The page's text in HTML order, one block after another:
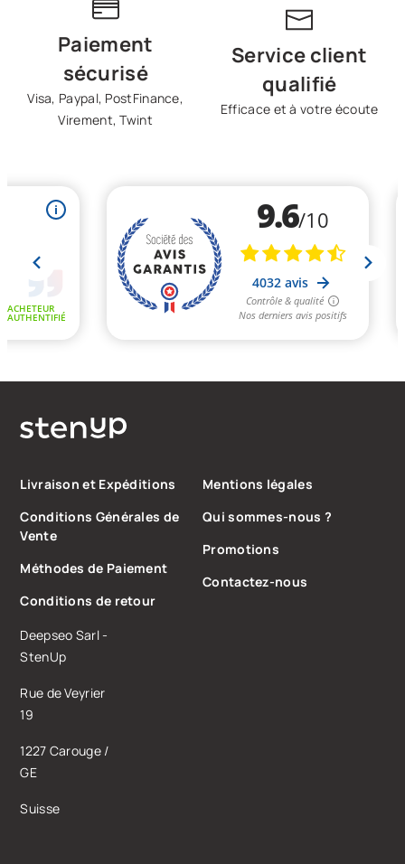
Paiement
sécurisé
Visa, Paypal, PostFinance,
Virement, Twint
Service client
qualifié
Efficace et à votre écoute
Livraison et Expéditions
Conditions Générales de
Vente
Méthodes de Paiement
Conditions de retour
Mentions légales
Qui sommes-nous ?
Promotions
Contactez-nous
Deepseo Sarl -
StenUp
Rue de Veyrier
19
1227 Carouge /
GE
Suisse